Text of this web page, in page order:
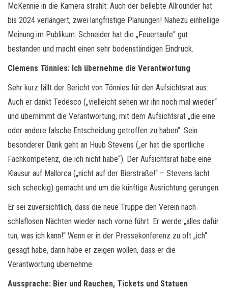
McKennie in die Kamera strahlt: Auch der beliebte Allrounder hat
bis 2024 verlängert, zwei langfristige Planungen! Nahezu einhellige
Meinung im Publikum: Schneider hat die „Feuertaufe“ gut
bestanden und macht einen sehr bodenständigen Eindruck.
Clemens Tönnies: Ich übernehme die Verantwortung
Sehr kurz fällt der Bericht von Tönnies für den Aufsichtsrat aus:
Auch er dankt Tedesco („vielleicht sehen wir ihn noch mal wieder“
und übernimmt die Verantwortung, mit dem Aufsichtsrat „die eine
oder andere falsche Entscheidung getroffen zu haben“. Sein
besonderer Dank geht an Huub Stevens („er hat die sportliche
Fachkompetenz, die ich nicht habe“). Der Aufsichtsrat habe eine
Klausur auf Mallorca („nicht auf der Bierstraße!“ – Stevens lacht
sich scheckig) gemacht und um die künftige Ausrichtung gerungen.
Er sei zuversichtlich, dass die neue Truppe den Verein nach
schlaflosen Nächten wieder nach vorne führt. Er werde „alles dafür
tun, was ich kann!“ Wenn er in der Pressekonferenz zu oft „ich“
gesagt habe, dann habe er zeigen wollen, dass er die
Verantwortung übernehme.
Aussprache: Bier und Rauchen, Tickets und Statuen